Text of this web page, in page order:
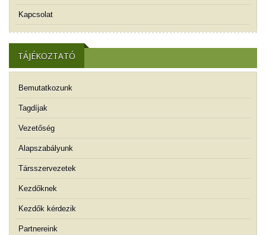
Kapcsolat
TÁJÉKOZTATÓ
Bemutatkozunk
Tagdíjak
Vezetőség
Alapszabályunk
Társszervezetek
Kezdőknek
Kezdők kérdezik
Partnereink